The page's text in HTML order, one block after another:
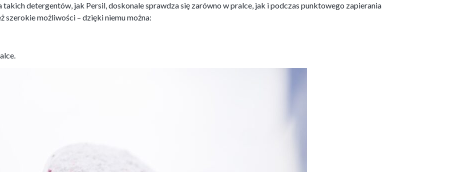
takich detergentów, jak Persil, doskonale sprawdza się zarówno w pralce, jak i podczas punktowego zapierania
szerokie możliwości – dzięki niemu można: